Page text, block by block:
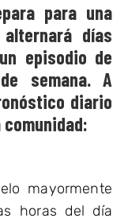
para una
días
episodio de
semana. A
diario
mayormente
horas del día